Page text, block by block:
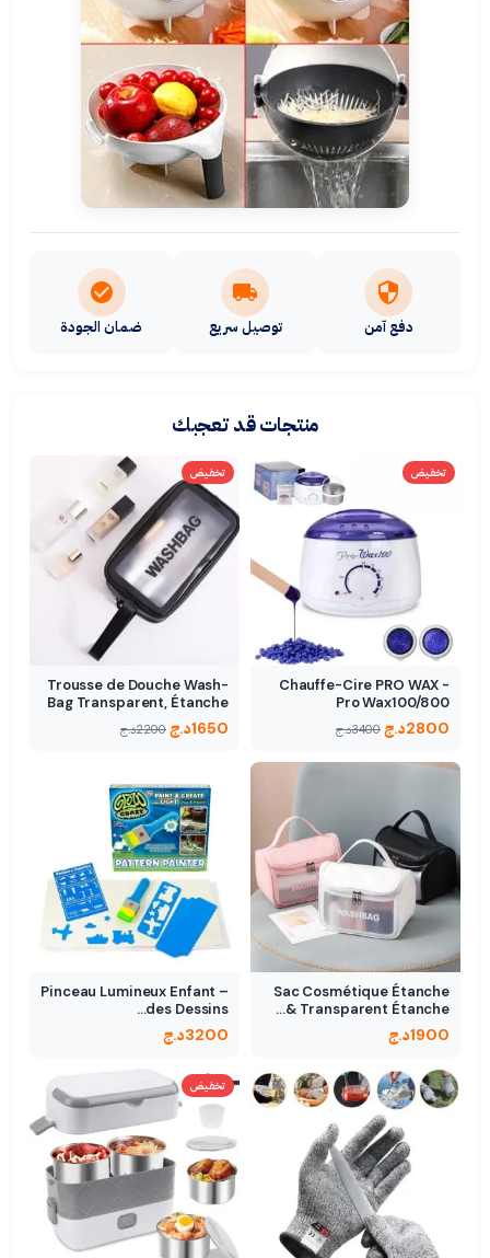
دفع آمن توصيل سريع ضمان الجودة
منتجات قد تعجبك
تخفيض
Chauffe-Cire PRO WAX -
Pro Wax100/800
2800د.ج 3400د.ج
تخفيض
Trousse de Douche Wash-
Bag Transparent, Étanche
1650د.ج 2200د.ج
Sac Cosmétique Étanche
Transparent Étanche &…
1900د.ج
Pinceau Lumineux Enfant –
des Dessins…
3200د.ج
تخفيض